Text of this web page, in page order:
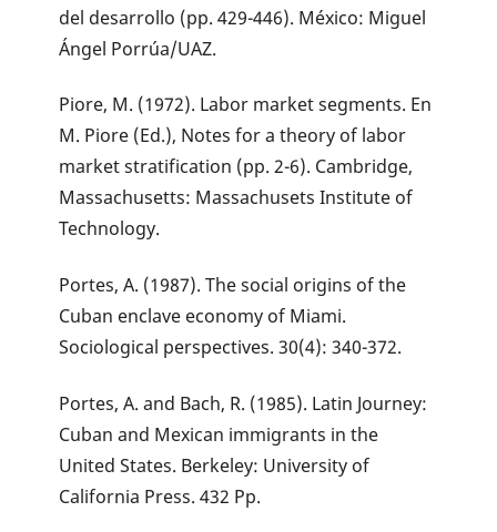
del desarrollo (pp. 429-446). México: Miguel
Ángel Porrúa/UAZ.
Piore, M. (1972). Labor market segments. En
M. Piore (Ed.), Notes for a theory of labor
market stratification (pp. 2-6). Cambridge,
Massachusetts: Massachusets Institute of
Technology.
Portes, A. (1987). The social origins of the
Cuban enclave economy of Miami.
Sociological perspectives. 30(4): 340-372.
Portes, A. and Bach, R. (1985). Latin Journey:
Cuban and Mexican immigrants in the
United States. Berkeley: University of
California Press. 432 Pp.